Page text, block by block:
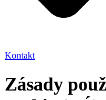
Kontakt
Zásady